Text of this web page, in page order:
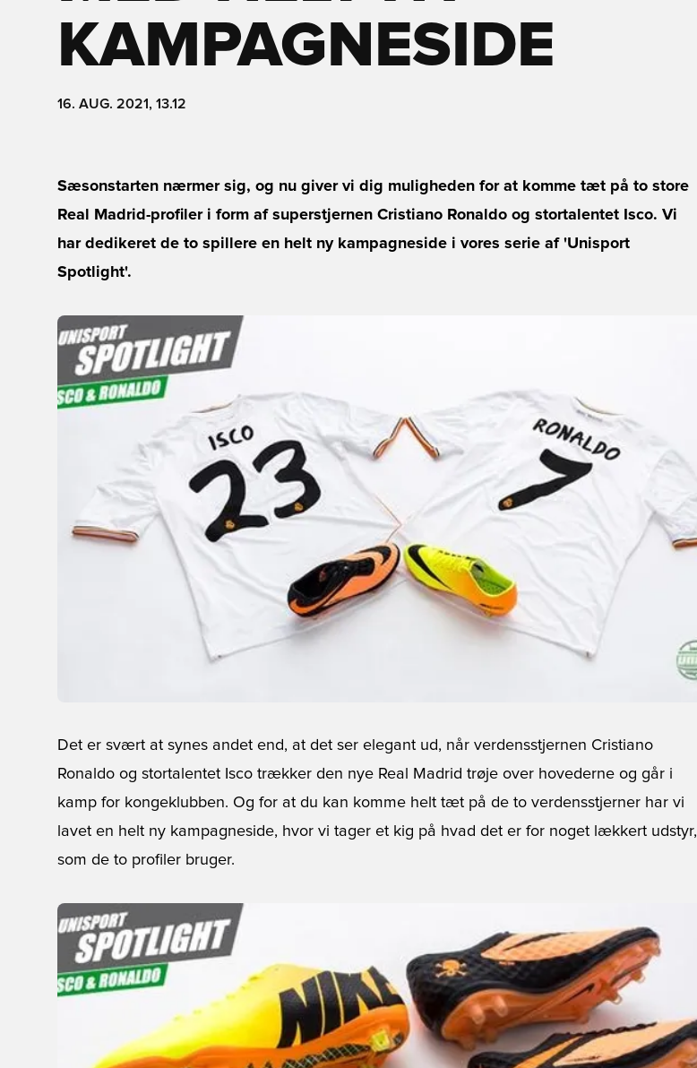
KAMPAGNESIDE
16. AUG. 2021, 13.12
Sæsonstarten nærmer sig, og nu giver vi dig muligheden for at komme tæt på to store
Real Madrid-profiler i form af superstjernen Cristiano Ronaldo og stortalentet Isco. Vi
har dedikeret de to spillere en helt ny kampagneside i vores serie af 'Unisport
Spotlight'.
Det er svært at synes andet end, at det ser elegant ud, når verdensstjernen Cristiano
Ronaldo og stortalentet Isco trækker den nye Real Madrid trøje over hovederne og går i
kamp for kongeklubben. Og for at du kan komme helt tæt på de to verdensstjerner har vi
lavet en helt ny kampagneside, hvor vi tager et kig på hvad det er for noget lækkert udstyr,
som de to profiler bruger.